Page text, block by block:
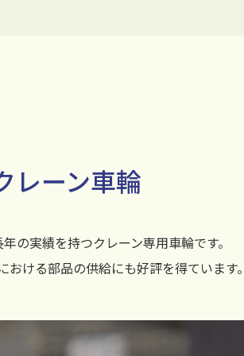
レーン車輪
の実績を持つクレーン専用車輪です。
おける部品の供給にも好評を得ています